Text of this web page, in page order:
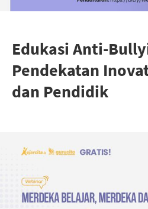
Edukasi Anti-
Pendekatan
dan Pendidik